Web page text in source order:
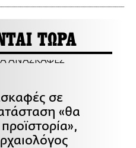
ΤΩΡΑ
σε
«θα